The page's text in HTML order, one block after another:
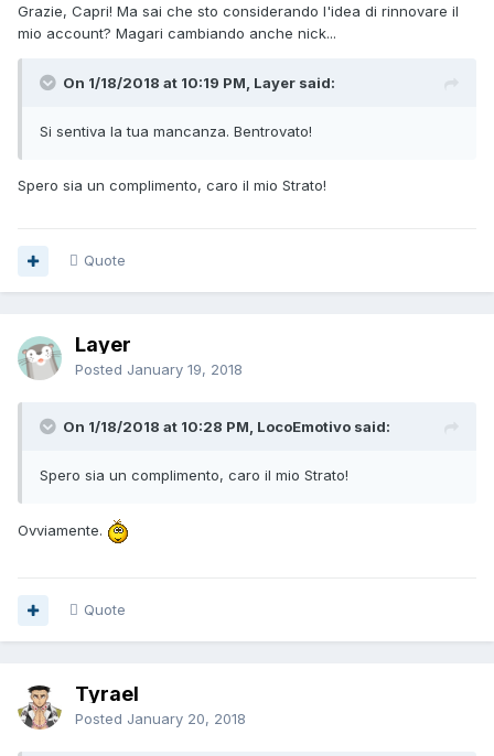
Grazie, Capri! Ma sai che sto considerando l'idea di rinnovare il
mio account? Magari cambiando anche nick...
On 1/18/2018 at 10:19 PM, Layer said:
Si sentiva la tua mancanza. Bentrovato!
Spero sia un complimento, caro il mio Strato!
Quote
Layer
Posted January 19, 2018
On 1/18/2018 at 10:28 PM, LocoEmotivo said:
Spero sia un complimento, caro il mio Strato!
Ovviamente.
Quote
Tyrael
Posted January 20, 2018